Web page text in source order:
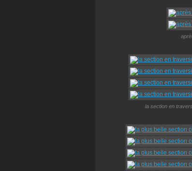
la section en